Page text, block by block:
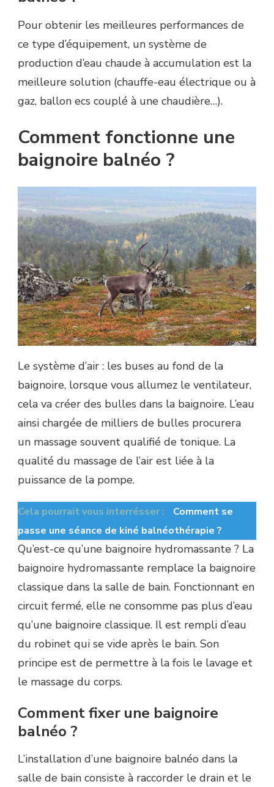
Pour obtenir les meilleures performances de
ce type d’équipement, un système de
production d’eau chaude à accumulation est la
meilleure solution (chauffe-eau électrique ou à
gaz, ballon ecs couplé à une chaudière…).
Comment fonctionne une
baignoire balnéo ?
Le système d’air : les buses au fond de la
baignoire, lorsque vous allumez le ventilateur,
cela va créer des bulles dans la baignoire. L’eau
ainsi chargée de milliers de bulles procurera
un massage souvent qualifié de tonique. La
qualité du massage de l’air est liée à la
puissance de la pompe.
Cela pourrait vous interrésser :
Comment se
passe une séance de kiné balnéothérapie ?
Qu’est-ce qu’une baignoire hydromassante ? La
baignoire hydromassante remplace la baignoire
classique dans la salle de bain. Fonctionnant en
circuit fermé, elle ne consomme pas plus d’eau
qu’une baignoire classique. Il est rempli d’eau
du robinet qui se vide après le bain. Son
principe est de permettre à la fois le lavage et
le massage du corps.
Comment fixer une baignoire
balnéo ?
L’installation d’une baignoire balnéo dans la
salle de bain consiste à raccorder le drain et le